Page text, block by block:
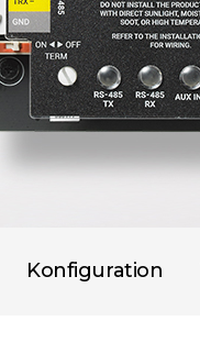
Konfiguration